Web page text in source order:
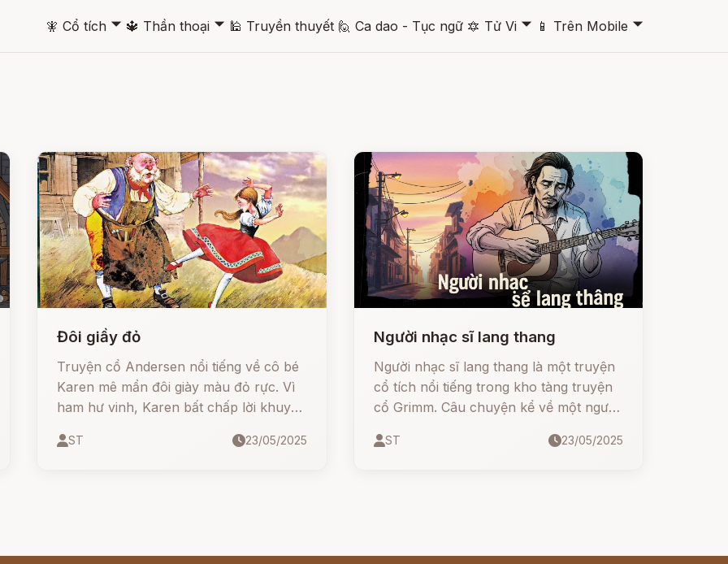
🧚 Cổ tích 🞃 🔱 Thần thoại 🞃 🕌 Truyền thuyết 🙋 Ca dao - Tục ngữ 🔯 Tử Vi 🞃 📱 Trên Mobile 🞃
Đôi giầy đỏ
Truyện cổ Andersen nổi tiếng về cô bé
Karen mê mẩn đôi giày màu đỏ rực. Vì
ham hư vinh, Karen bất chấp lời khuyên
nhất thị trấn… Nhưng cô đâu ngờ đôi
ST 23/05/2025
Người nhạc sĩ lang thang
Người nhạc sĩ lang thang là một truyện
cổ tích nổi tiếng trong kho tàng truyện
cổ Grimm. Câu chuyện kể về một người
khó, một mình lang thang tìm kiếm bạn
ST 23/05/2025